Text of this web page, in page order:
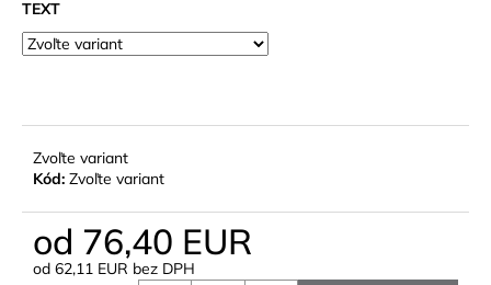
TEXT
Zvoľte variant
Kód: Zvoľte variant
od 76,40 EUR
od 62,11 EUR bez DPH
O
o
ú
a
m
e